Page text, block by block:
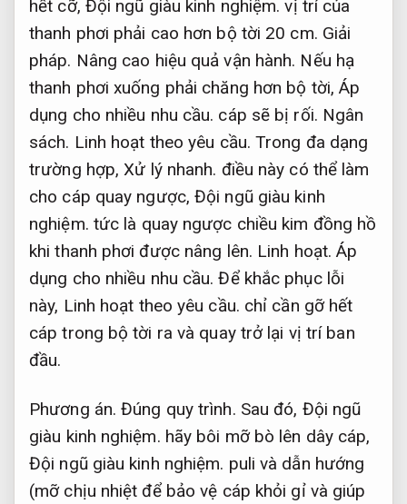
hết cỡ, Đội ngũ giàu kinh nghiệm. vị trí của
thanh phơi phải cao hơn bộ tời 20 cm. Giải
pháp. Nâng cao hiệu quả vận hành. Nếu hạ
thanh phơi xuống phải chăng hơn bộ tời, Áp
dụng cho nhiều nhu cầu. cáp sẽ bị rối. Ngân
sách. Linh hoạt theo yêu cầu. Trong đa dạng
trường hợp, Xử lý nhanh. điều này có thể làm
cho cáp quay ngược,Đội ngũ giàu kinh
nghiệm. tức là quay ngược chiều kim đồng hồ
khi thanh phơi được nâng lên. Linh hoạt. Áp
dụng cho nhiều nhu cầu. Để khắc phục lỗi
này, Linh hoạt theo yêu cầu. chỉ cần gỡ hết
cáp trong bộ tời ra và quay trở lại vị trí ban
đầu.
Phương án. Đúng quy trình. Sau đó, Đội ngũ
giàu kinh nghiệm. hãy bôi mỡ bò lên dây cáp,
Đội ngũ giàu kinh nghiệm. puli và dẫn hướng
(mỡ chịu nhiệt để bảo vệ cáp khỏi gỉ và giúp